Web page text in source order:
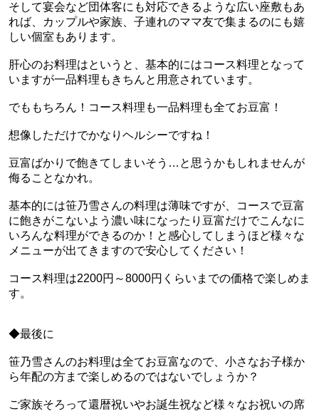
そして宴会など団体客にも対応できるような広い座敷もあ
れば、カップルや家族、子連れのママ友で集まるのにも嬉
しい個室もあります。
肝心のお料理はというと、基本的にはコース料理となって
いますが一品料理もきちんと用意されています。
でももちろん！コース料理も一品料理も全てお豆富！
想像しただけでかなりヘルシーですね！
豆富ばかりで飽きてしまいそう…と思うかもしれませんが
侮ることなかれ。
基本的には笹乃雪さんの料理は薄味ですが、コースで豆富
に飽きがこないよう濃い味になったり豆富だけでこんなに
いろんな料理ができるのか！と感心してしまうほど様々な
メニューが出てきますので安心してください！
コース料理は2200円～8000円くらいまでの価格で楽しめま
す。
◆最後に
笹乃雪さんのお料理は全てお豆富なので、小さなお子様か
ら年配の方まで楽しめるのではないでしょうか？
ご家族そろって還暦祝いやお誕生祝など様々なお祝いの席